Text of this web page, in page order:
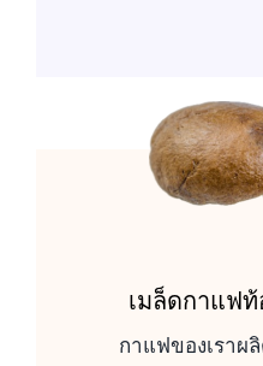
เมล็ดกาแฟ
กาแฟของเราผ